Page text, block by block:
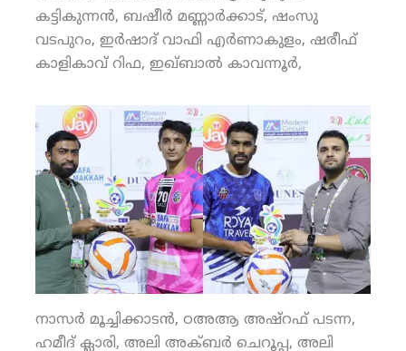
കട്ടികുന്നന്‍, ബഷീര്‍ മണ്ണാര്‍ക്കാട്, ഷംസു
വടപുറം, ഇര്‍ഷാദ് വാഫി എര്‍ണാകുളം, ഷരീഫ്
കാളികാവ് റിഫ, ഇഖ്ബാല്‍ കാവന്നൂര്‍,
നാസര്‍ മൂച്ചിക്കാടന്‍, ഠഅആ അഷ്‌റഫ് പടന്ന,
ഹമീദ് ക്ലാരി, അലി അക്ബര്‍ ചെറൂപ്പ, അലി